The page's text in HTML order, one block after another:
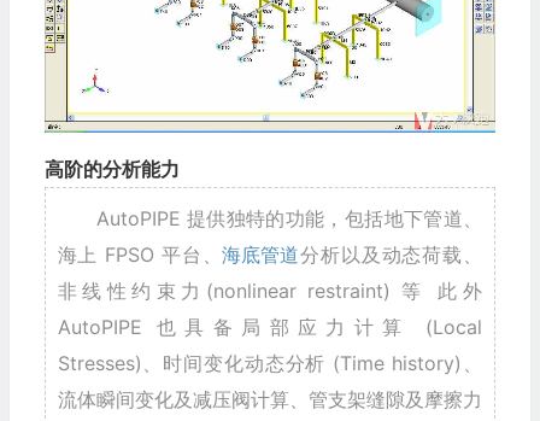
高阶的分析能力
AutoPIPE 提供独特的功能，包括地下管道、
海上 FPSO 平台、海底管道分析以及动态荷载、
非线性约束力(nonlinear restraint) 等 此外
AutoPIPE 也具备局部应力计算 (Local
Stresses)、时间变化动态分析 (Time history)、
流体瞬间变化及减压阀计算、管支架缝隙及摩擦力